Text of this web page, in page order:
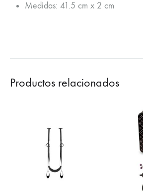
Medidas: 41.5 cm x 2 cm
Productos relacionados